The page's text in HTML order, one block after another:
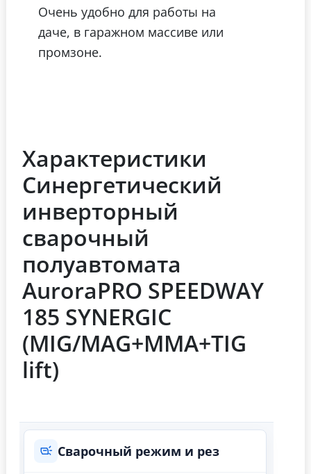
Очень удобно для работы на
даче, в гаражном массиве или
промзоне.
Характеристики
Синергетический
инверторный
сварочный
полуавтомата
AuroraPRO SPEEDWAY
185 SYNERGIC
(MIG/MAG+MMA+TIG
lift)
Сварочный режим и рез